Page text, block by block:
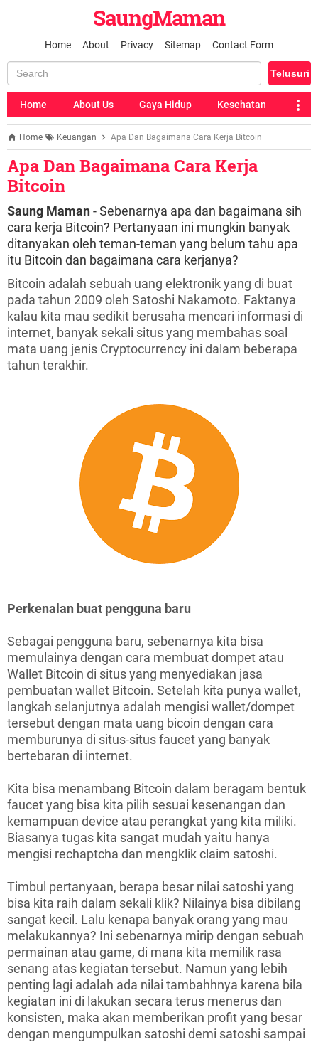
SaungMaman
Home About Privacy Sitemap Contact Form
Home About Us Gaya Hidup Kesehatan
Home Keuangan Apa Dan Bagaimana Cara Kerja Bitcoin
Apa Dan Bagaimana Cara Kerja
Bitcoin
Saung Maman- Sebenarnya apa dan bagaimana sih
cara kerja Bitcoin? Pertanyaan ini mungkin banyak
ditanyakan oleh teman-teman yang belum tahu apa
itu Bitcoin dan bagaimana cara kerjanya?
Bitcoin adalah sebuah uang elektronik yang di buat
pada tahun 2009 oleh Satoshi Nakamoto. Faktanya
kalau kita mau sedikit berusaha mencari informasi di
internet, banyak sekali situs yang membahas soal
mata uang jenis Cryptocurrency ini dalam beberapa
tahun terakhir.
Perkenalan buat pengguna baru
Sebagai pengguna baru, sebenarnya kita bisa
memulainya dengan cara membuat dompet atau
Wallet Bitcoin di situs yang menyediakan jasa
pembuatan wallet Bitcoin. Setelah kita punya wallet,
langkah selanjutnya adalah mengisi wallet/dompet
tersebut dengan mata uang bicoin dengan cara
memburunya di situs-situs faucet yang banyak
bertebaran di internet.
Kita bisa menambang Bitcoin dalam beragam bentuk
faucet yang bisa kita pilih sesuai kesenangan dan
kemampuan device atau perangkat yang kita miliki.
Biasanya tugas kita sangat mudah yaitu hanya
mengisi rechaptcha dan mengklik claim satoshi.
Timbul pertanyaan, berapa besar nilai satoshi yang
bisa kita raih dalam sekali klik? Nilainya bisa dibilang
sangat kecil. Lalu kenapa banyak orang yang mau
melakukannya? Ini sebenarnya mirip dengan sebuah
permainan atau game, di mana kita memilik rasa
senang atas kegiatan tersebut. Namun yang lebih
penting lagi adalah ada nilai tambahhnya karena bila
kegiatan ini di lakukan secara terus menerus dan
konsisten, maka akan memberikan profit yang besar
dengan mengumpulkan satoshi demi satoshi sampai